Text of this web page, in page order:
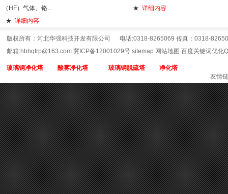
（HF）气体、铬...
★ 详细内容
★ 详细内容
版权所有：河北华强科技开发有限公司 电话:0318-8265069 传真：0318-
邮箱:hbhqfrp@163.com 冀ICP备12001029号 sitemap 网站地图 百度关键词优化
玻璃钢净化塔 酸雾净化塔 玻璃钢脱硫塔
净化塔
友情